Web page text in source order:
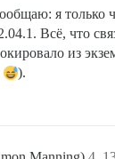
я только
Всё, что
из
).